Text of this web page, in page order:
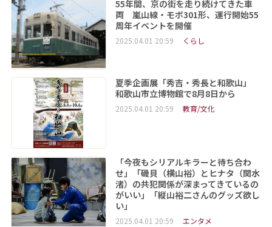
55年間、京の街を走り続けてきた車
両 嵐山線・モボ301形、運行開始55
周年イベントを開催
2025.04.01 20:59 くらし
夏季企画展「秀吉・秀長と和歌山」
和歌山市立博物館で8月8日から
2025.04.01 20:59 教育/文化
「今夜もシリアルキラーと待ち合わ
せ」「磯貝（横山裕）とヒナタ（関水
渚）の共犯関係が深まってきているの
がいい」「縦山裕二さんのグッズ欲し
い」
2025.04.01 20:59 エンタメ